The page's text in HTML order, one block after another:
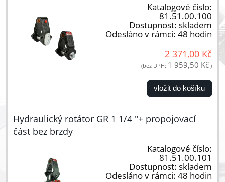
Katalogové číslo:
81.51.00.100
Dostupnost: skladem
Odesláno v rámci: 48 hodin
2 371,00 Kč
(bez DPH: 1 959,50 Kč )
vložit do košíku
Hydraulický rotátor GR 1 1/4 "+ propojovací
část bez brzdy
Katalogové číslo:
81.51.00.101
Dostupnost: skladem
Odesláno v rámci: 48 hodin